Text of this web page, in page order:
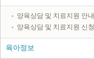
양육상담 및 치료지원 안내
양육상담 및 치료지원 신청
육아정보